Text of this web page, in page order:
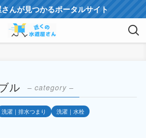
んが見つかるポータルサイト
ル – category –
洗濯｜排水つまり 洗濯｜水栓